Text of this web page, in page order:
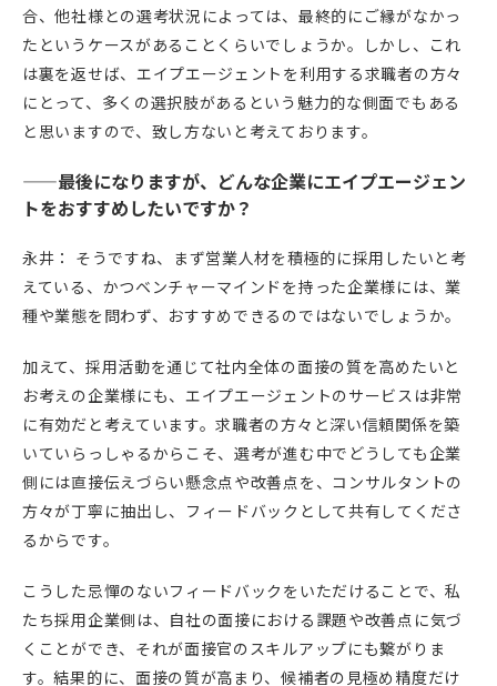
合、他社様との選考状況によっては、最終的にご縁がなかっ
たというケースがあることくらいでしょうか。しかし、これ
は裏を返せば、エイプエージェントを利用する求職者の方々
にとって、多くの選択肢があるという魅力的な側面でもある
と思いますので、致し方ないと考えております。
——最後になりますが、どんな企業にエイプエージェン
トをおすすめしたいですか？
永井： そうですね、まず営業人材を積極的に採用したいと考
えている、かつベンチャーマインドを持った企業様には、業
種や業態を問わず、おすすめできるのではないでしょうか。
加えて、採用活動を通じて社内全体の面接の質を高めたいと
お考えの企業様にも、エイプエージェントのサービスは非常
に有効だと考えています。求職者の方々と深い信頼関係を築
いていらっしゃるからこそ、選考が進む中でどうしても企業
側には直接伝えづらい懸念点や改善点を、コンサルタントの
方々が丁寧に抽出し、フィードバックとして共有してくださ
るからです。
こうした忌憚のないフィードバックをいただけることで、私
たち採用企業側は、自社の面接における課題や改善点に気づ
くことができ、それが面接官のスキルアップにも繋がりま
す。結果的に、面接の質が高まり、候補者の見極め精度だけ